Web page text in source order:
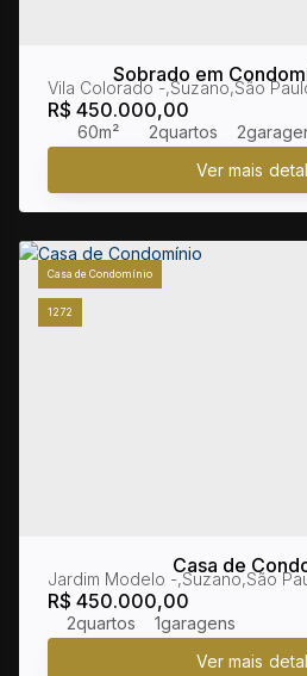
Sobrado em
R$ 450.000,00
Vila Colorado ,Suzano,São
2
60m² 2
1272
Casa de Condomínio
Casa de
R$ 450.000,00
Jardim Modelo ,Suzano,São
2 1